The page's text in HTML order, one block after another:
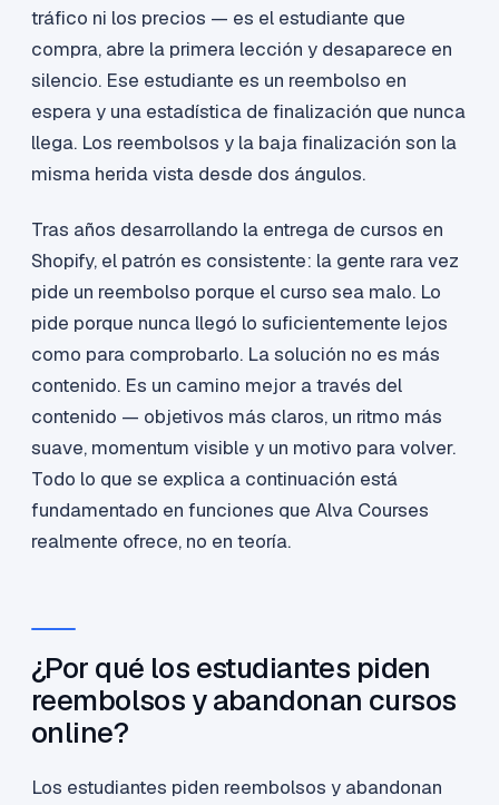
tráfico ni los precios — es el estudiante que
compra, abre la primera lección y desaparece en
silencio. Ese estudiante es un reembolso en
espera y una estadística de finalización que nunca
llega. Los reembolsos y la baja finalización son la
misma herida vista desde dos ángulos.
Tras años desarrollando la entrega de cursos en
Shopify, el patrón es consistente: la gente rara vez
pide un reembolso porque el curso sea malo. Lo
pide porque nunca llegó lo suficientemente lejos
como para comprobarlo. La solución no es más
contenido. Es un camino mejor a través del
contenido — objetivos más claros, un ritmo más
suave, momentum visible y un motivo para volver.
Todo lo que se explica a continuación está
fundamentado en funciones que Alva Courses
realmente ofrece, no en teoría.
¿Por qué los estudiantes piden
reembolsos y abandonan cursos
online?
Los estudiantes piden reembolsos y abandonan